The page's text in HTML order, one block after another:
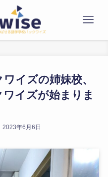
イズの姉妹校、
イズが始まりま
2023年6月6日